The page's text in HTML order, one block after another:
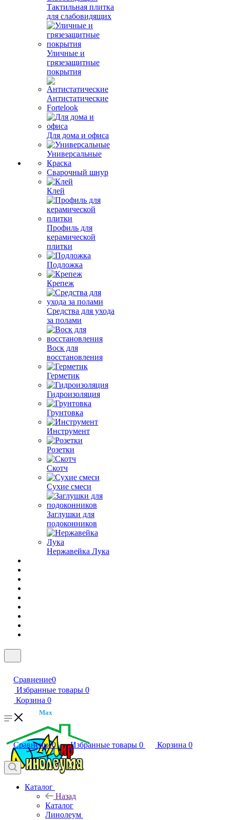
Тактильная плитка
для слабовидящих
Уличные и
грязезащитные
покрытия
Антистатические
Fortelook
Для дома и офиса
Универсальные
Краска
Сварочный шнур
Клей
Профиль для
керамической
плитки
Подложка
Крепеж
Средства для ухода
за полами
Воск для
восстановления
Герметик
Гидроизоляция
Грунтовка
Инструмент
Розетки
Скотч
Сухие смеси
Заглушки для
подоконников
Нержавейка Лука
Сравнение0
Избранные товары 0
Корзина 0
Max
Сравнение0 Избранные товары 0 Корзина 0
Каталог
Назад
Каталог
Линолеум